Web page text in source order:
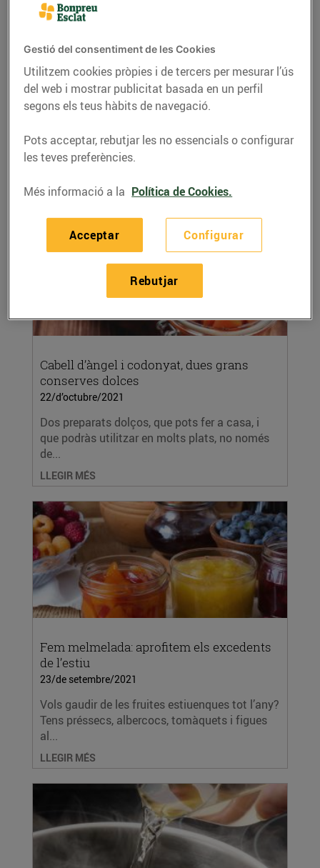
Cuina al vapor, saludable i nutritiva
11/de novembre/2021
Cuinar al vapor té molts avantatges, ja que és
una de les maneres més saludables que hi ha
de...
LLEGIR MÉS
Cabell d’àngel i codonyat, dues grans
conserves dolces
22/d’octubre/2021
Dos preparats dolços, que pots fer a casa, i
que podràs utilitzar en molts plats, no només
de...
LLEGIR MÉS
Fem melmelada: aprofitem els excedents
de l’estiu
23/de setembre/2021
Vols gaudir de les fruites estiuenques tot l’any?
Tens préssecs, albercocs, tomàquets i figues
al...
LLEGIR MÉS
Gestió del consentiment de les Cookies
Utilitzem cookies pròpies i de tercers per mesurar l’ús
del web i mostrar publicitat basada en un perfil
segons els teus hàbits de navegació.
Pots acceptar, rebutjar les no essencials o configurar
les teves preferències.
Més informació a la Política de Cookies.
Configurar
Rebutjar
Acceptar